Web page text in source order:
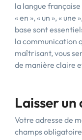
la langue française
« en », « un », «
base sont
la communication
maîtrisant, vous
de manière claire
Laisser
Votre adresse de
champs